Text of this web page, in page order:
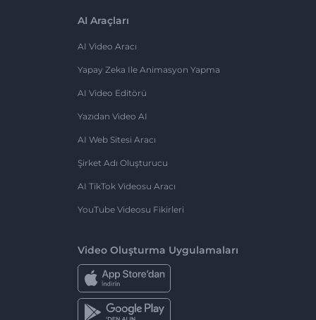
AI Araçları
AI Video Aracı
Yapay Zeka Ile Animasyon Yapma
AI Video Editörü
Yazıdan Video AI
AI Web Sitesi Aracı
Şirket Adı Oluşturucu
AI TikTok Videosu Aracı
YouTube Videosu Fikirleri
Video Oluşturma Uygulamaları